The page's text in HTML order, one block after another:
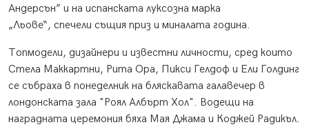
Андерсън” и на испанската луксозна марка
„Льове“, спечели същия приз и миналата година.
Топмодели, дизайнери и известни личности, сред които
Стела Маккартни, Рита Ора, Пикси Гелдоф и Ели Голдинг
се събраха в понеделник на бляскавата галавечер в
лондонската зала "Роял Албърт Хол". Водещи на
наградната церемония бяха Мая Джама и Коджей Радикъл.